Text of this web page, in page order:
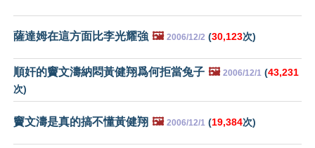
薩達姆在這方面比李光耀強 🖼️ 2006/12/2 (30,123次)
順奸的竇文濤納悶黃健翔爲何拒當兔子 🖼️ 2006/12/1 (43,231
次)
竇文濤是真的搞不懂黃健翔 🖼️ 2006/12/1 (19,384次)